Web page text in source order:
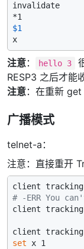
invalidate
$1
注意： hello 3
RESP3 之后才能
注意：在重新 get
广播模式
telnet-a：
注意：直接重开
# -ERR You
client
set